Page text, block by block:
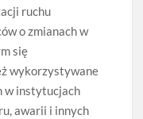
ruchu
o zmianach w
się
wykorzystywane
w instytucjach
awarii i innych